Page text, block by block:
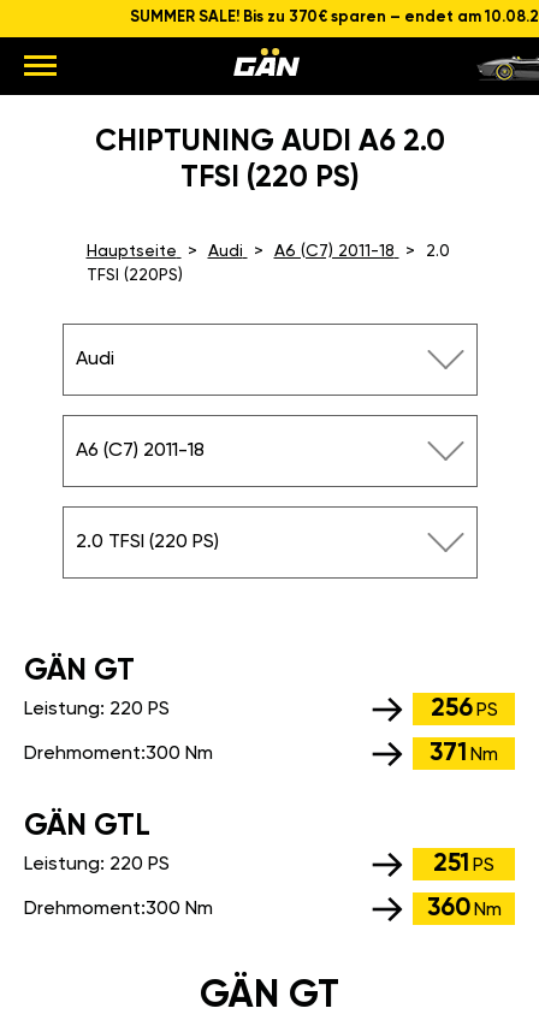
SUMMER SALE! Bis zu 370€ sparen – endet am
CHIPTUNING AUDI A6 2.0
TFSI (220 PS)
Hauptseite Audi A6 (C7) 2011-18
2.0
TFSI (220PS)
Audi
A6 (C7) 2011-18
2.0 TFSI (220 PS)
GÄN GT
Leistung: 220 PS 256 PS
Drehmoment:300 Nm 371 Nm
GÄN GTL
Leistung: 220 PS 251 PS
Drehmoment:300 Nm 360 Nm
GÄN GT